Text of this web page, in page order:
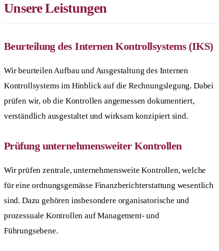
Unsere Leistungen
Beurteilung des Internen Kontrollsystems (IKS)
Wir beurteilen Aufbau und Ausgestaltung des Internen
Kontrollsystems im Hinblick auf die Rechnungslegung. Dabei
prüfen wir, ob die Kontrollen angemessen dokumentiert,
verständlich ausgestaltet und wirksam konzipiert sind.
Prüfung unternehmensweiter Kontrollen
Wir prüfen zentrale, unternehmensweite Kontrollen, welche
für eine ordnungsgemässe Finanzberichterstattung wesentlich
sind. Dazu gehören insbesondere organisatorische und
prozessuale Kontrollen auf Management- und
Führungsebene.